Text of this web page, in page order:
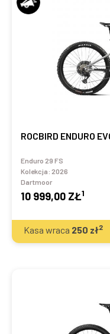
ROCBIRD ENDURO
Enduro 29 FS
Kolekcja: 2026
Dartmoor
10 999,00 ZŁ1
Kasa wraca 250 zł2